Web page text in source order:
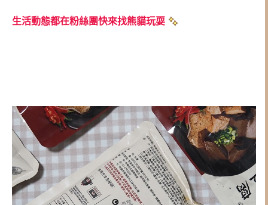
生活動態都在粉絲團快來找熊貓玩耍